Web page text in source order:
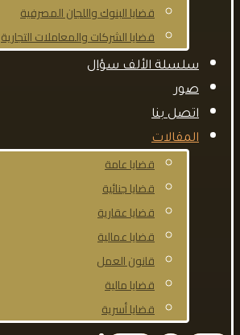
قضايا البنوك واللجان المصرفية
قضايا الشركات والمعاملات التجارية
سلسلة الألف سؤال
صور
اتصل بنا
المقالات
قضايا عامة
قضايا جنائية
قضايا عقارية
قضايا عمالية
قانون العمل
قضايا مالية
قضايا أسرية